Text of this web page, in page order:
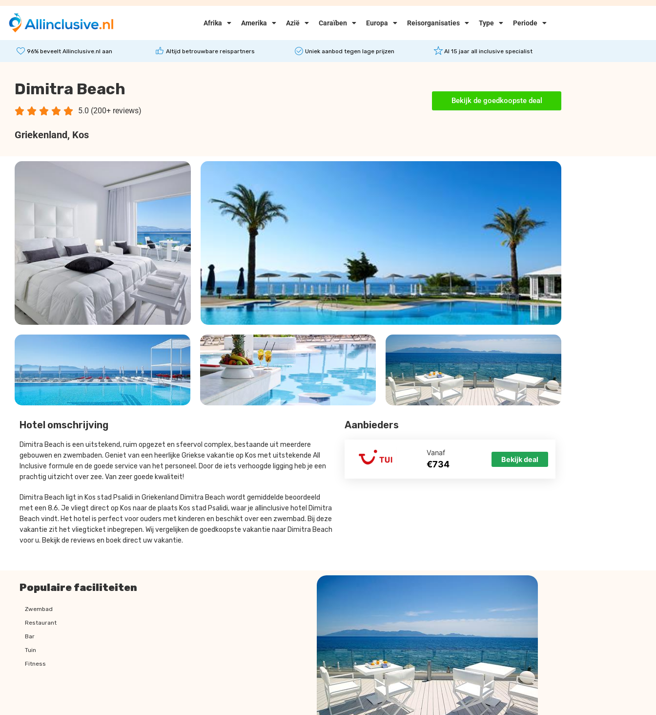
Afrika Amerika Azië Caraïben Europa Reisorganisaties Type Periode
96% beveelt Allinclusive.nl aan Altijd betrouwbare reispartners Uniek aanbod tegen lage prijzen Al 15 jaar all inclusive specialist
Dimitra Beach
5.0 (200+ reviews)
    
Griekenland, Kos
Bekijk de goedkoopste deal
Hotel omschrijving
Dimitra Beach is een uitstekend, ruim opgezet en sfeervol complex, bestaande uit meerdere
gebouwen en zwembaden. Geniet van een heerlijke Griekse vakantie op Kos met uitstekende All
Inclusive formule en de goede service van het personeel. Door de iets verhoogde ligging heb je een
prachtig uitzicht over zee. Van zeer goede kwaliteit!
Dimitra Beach ligt in Kos stad Psalidi in Griekenland Dimitra Beach wordt gemiddelde beoordeeld
met een 8.6. Je vliegt direct op Kos naar de plaats Kos stad Psalidi, waar je allinclusive hotel Dimitra
Beach vindt. Het hotel is perfect voor ouders met kinderen en beschikt over een zwembad. Bij deze
vakantie zit het vliegticket inbegrepen. Wij vergelijken de goedkoopste vakantie naar Dimitra Beach
voor u. Bekijk de reviews en boek direct uw vakantie.
Aanbieders
Vanaf
€734 Bekijk deal
Populaire faciliteiten
Zwembad
Restaurant
Bar
Tuin
Fitness